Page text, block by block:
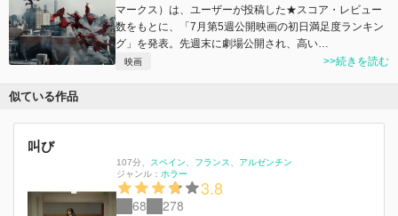
マークス）は、ユーザーが投稿した★スコア・レビュー
数をもとに、「7月第5週公開映画の初日満足度ランキン
グ」を発表。先週末に劇場公開され、高い…
映画 >>続きを読む
似ている作品
叫び
107分、 スペイン フランス
アルゼンチン
ジャンル： ホラー
3.8
68 278